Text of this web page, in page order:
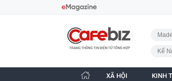
CafeBiz - Trang chủ
Kế
XÃ HỘI KINH